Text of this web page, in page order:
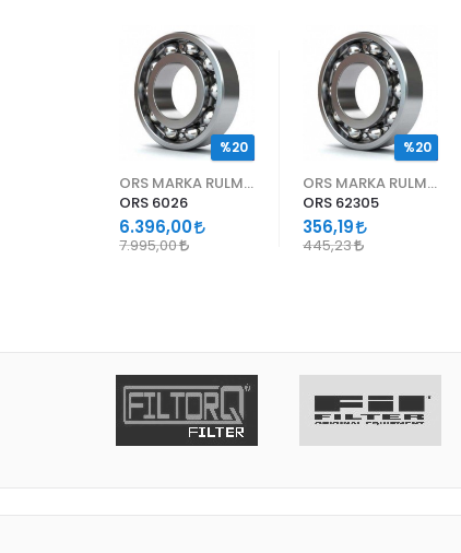
ORS 6026
6.396,00
7.995,00
%20
ORS 62305
356,19
445,23
%20